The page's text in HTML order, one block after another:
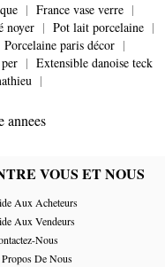
| France vase verre |
noyer | Pot lait porcelaine |
Porcelaine paris décor |
| Extensible danoise teck
|
annees
VOUS ET NOUS
Aux Acheteurs
Aux Vendeurs
Nous
De Nous